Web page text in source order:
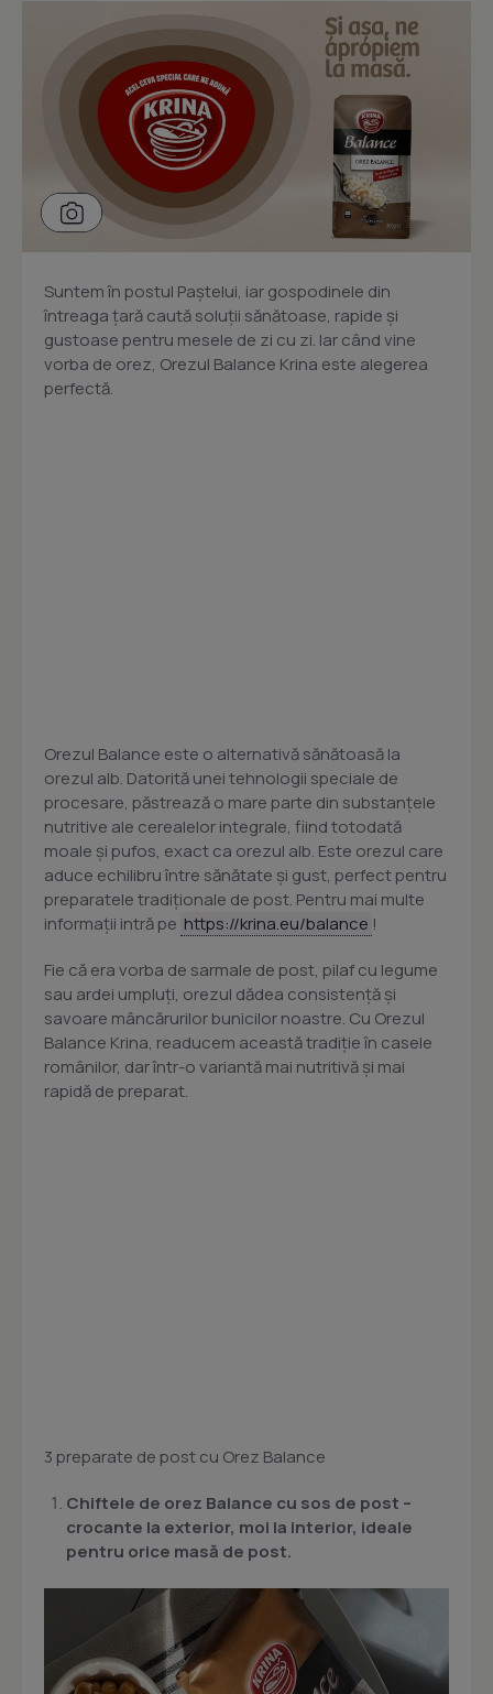
Suntem în postul Paștelui, iar gospodinele din
întreaga țară caută soluții sănătoase, rapide și
gustoase pentru mesele de zi cu zi. Iar când vine
vorba de orez, Orezul Balance Krina este alegerea
perfectă.
Orezul Balance este o alternativă sănătoasă la
orezul alb. Datorită unei tehnologii speciale de
procesare, păstrează o mare parte din substanțele
nutritive ale cerealelor integrale, fiind totodată
moale și pufos, exact ca orezul alb. Este orezul care
aduce echilibru între sănătate și gust, perfect pentru
preparatele tradiționale de post. Pentru mai multe
informații intră pe https://krina.eu/balance !
Fie că era vorba de sarmale de post, pilaf cu legume
sau ardei umpluți, orezul dădea consistență și
savoare mâncărurilor bunicilor noastre. Cu Orezul
Balance Krina, readucem această tradiție în casele
românilor, dar într-o variantă mai nutritivă și mai
rapidă de preparat.
3 preparate de post cu Orez Balance
Chiftele de orez Balance cu sos de post –
crocante la exterior, moi la interior, ideale
pentru orice masă de post.